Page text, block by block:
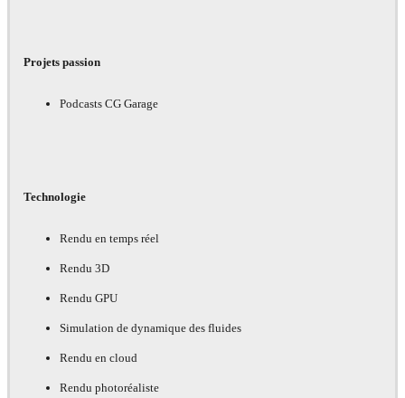
Projets passion
Podcasts CG Garage
Technologie
Rendu en temps réel
Rendu 3D
Rendu GPU
Simulation de dynamique des fluides
Rendu en cloud
Rendu photoréaliste